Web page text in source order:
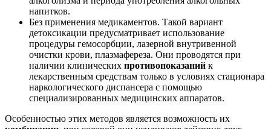
напитков.
Без применения медикаментов. Такой вариант
детоксикации предусматривает использование
процедуры гемосорбции, лазерной внутривенной
очистки крови, плазмафереза. Они проводятся при
наличии клинических противопоказаний к
лекарственным средствам только в условиях стационара
наркологического диспансера с помощью
специализированных медицинских аппаратов.
Особенностью этих методов является возможность их